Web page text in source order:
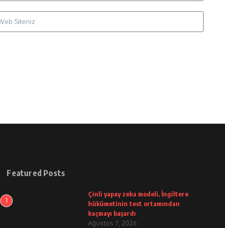
Featured Posts
1
Çinli yapay zeka modeli, İngiltere
hükümetinin test ortamından
kaçmayı başardı
Ağustos 7, 2026